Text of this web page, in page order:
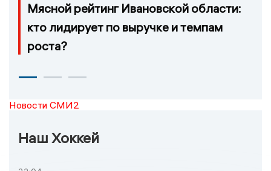
Мясной рейтинг Ивановской области:
кто лидирует по выручке и темпам
роста?
Новости СМИ2
Наш Хоккей